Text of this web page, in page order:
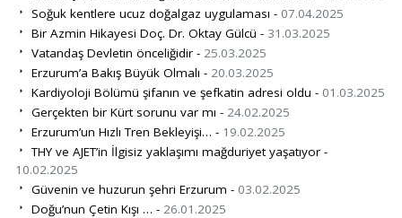
Soğuk kentlere ucuz doğalgaz uygulaması - 07.04.2025
Bir Azmin Hikayesi Doç. Dr. Oktay Gülcü - 31.03.2025
Vatandaş Devletin önceliğidir - 25.03.2025
Erzurum’a Bakış Büyük Olmalı - 20.03.2025
Kardiyoloji Bölümü şifanın ve şefkatin adresi oldu - 01.03.2025
Gerçekten bir Kürt sorunu var mı - 24.02.2025
Erzurum’un Hızlı Tren Bekleyişi… - 19.02.2025
THY ve AJET’in İlgisiz yaklaşımı mağduriyet yaşatıyor -
10.02.2025
Güvenin ve huzurun şehri Erzurum - 03.02.2025
Doğu’nun Çetin Kışı … - 26.01.2025